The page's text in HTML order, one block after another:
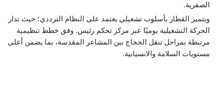
الصفرية.
ويتميز القطار بأسلوب تشغيلي يعتمد على النظام الترددي؛ حيث تدار
الحركة التشغيلية يوميًا عبر مركز تحكم رئيس. وفق خطط تنظيمية
مرتبطة بمراحل تنقل الحجاج بين المشاعر المقدسة، بما يضمن أعلى
مستويات السلامة والانسيابية.